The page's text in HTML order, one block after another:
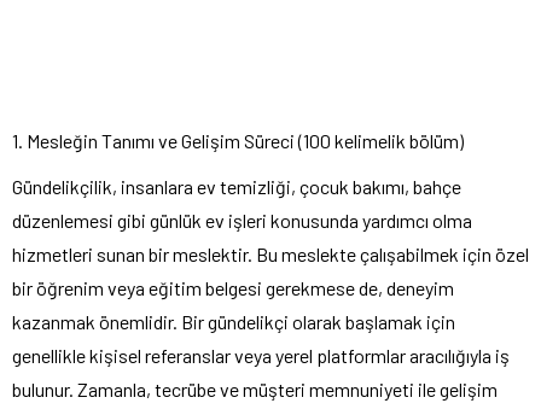
1. Mesleğin Tanımı ve Gelişim Süreci (100 kelimelik bölüm)
Gündelikçilik, insanlara ev temizliği, çocuk bakımı, bahçe
düzenlemesi gibi günlük ev işleri konusunda yardımcı olma
hizmetleri sunan bir meslektir. Bu meslekte çalışabilmek için özel
bir öğrenim veya eğitim belgesi gerekmese de, deneyim
kazanmak önemlidir. Bir gündelikçi olarak başlamak için
genellikle kişisel referanslar veya yerel platformlar aracılığıyla iş
bulunur. Zamanla, tecrübe ve müşteri memnuniyeti ile gelişim